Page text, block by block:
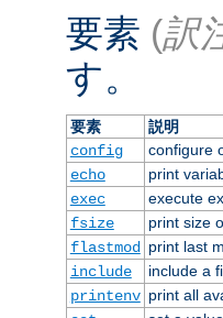
要素 (訳
す。
要素
説明
config
configure
echo
print
exec
execute
fsize
print size
flastmod
print last
include
include a
printenv print all